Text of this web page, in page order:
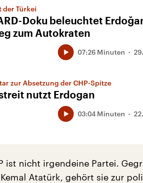
der Türkei
Doku beleuchtet
zum Autokraten
07:26 Minuten
zur Absetzung der CHP-Spitze
nutzt Erdogan
03:04 Minuten
ist nicht irgendeine Partei.
Atatürk, gehört sie zur